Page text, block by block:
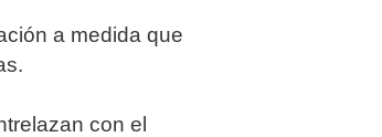
a medida que
con el